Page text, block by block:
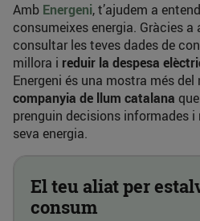
Amb Energeni, t’ajudem a
consumeixes energia. Gràcies a
consultar les teves dades de
millora i reduir la despesa
Energeni és una mostra més
companyia de llum catalana
prenguin decisions informades i
seva energia.
El teu aliat per
consum